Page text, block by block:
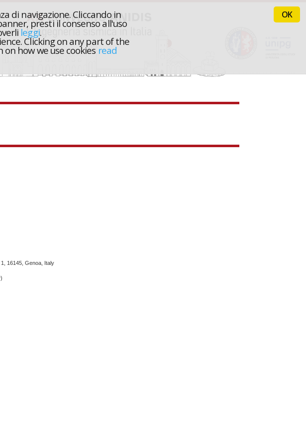
di navigazione. Cliccando in
presti il consenso all'uso
leggi.
Clicking on any part of the
how we use cookies read
OK
16145, Genoa, Italy